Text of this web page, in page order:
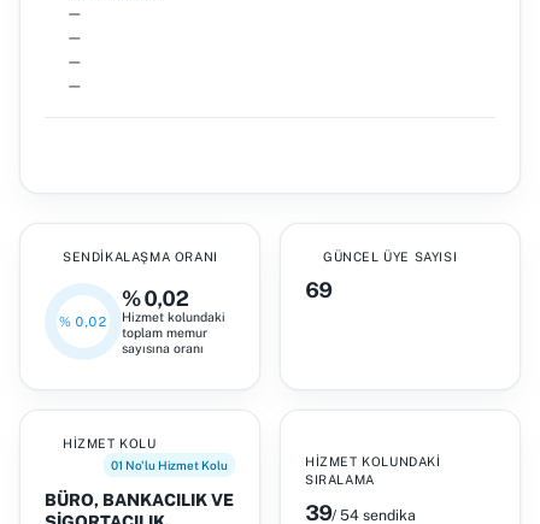
—
—
—
—
SENDIKALAŞMA ORANI
% 0,02
% 0,02
Hizmet kolundaki
toplam memur
sayısına oranı
GÜNCEL ÜYE SAYISI
69
HIZMET KOLU
01 No'lu Hizmet Kolu
BÜRO, BANKACILIK VE
HIZMET KOLUNDAKI
SIRALAMA
39/ 54 sendika